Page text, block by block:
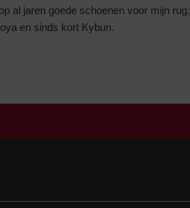
al jaren goede schoenen voor mijn rug.
en sinds kort Kybun.